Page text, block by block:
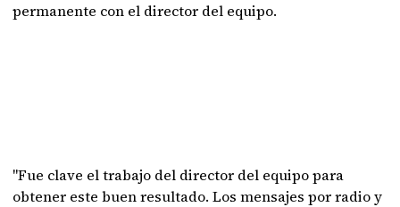
permanente con el director del equipo.
"Fue clave el trabajo del director del equipo para
obtener este buen resultado. Los mensajes por radio y